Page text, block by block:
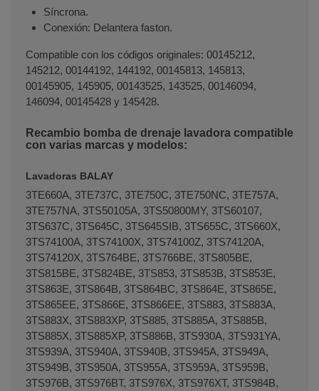
Síncrona.
Conexión: Delantera faston.
Compatible con los códigos originales: 00145212,
145212, 00144192, 144192, 00145813, 145813,
00145905, 145905, 00143525, 143525, 00146094,
146094, 00145428 y 145428.
Recambio bomba de drenaje lavadora compatible
con varias marcas y modelos:
Lavadoras BALAY
3TE660A, 3TE737C, 3TE750C, 3TE750NC, 3TE757A,
3TE757NA, 3TS50105A, 3TS50800MY, 3TS60107,
3TS637C, 3TS645C, 3TS645SIB, 3TS655C, 3TS660X,
3TS74100A, 3TS74100X, 3TS74100Z, 3TS74120A,
3TS74120X, 3TS764BE, 3TS766BE, 3TS805BE,
3TS815BE, 3TS824BE, 3TS853, 3TS853B, 3TS853E,
3TS863E, 3TS864B, 3TS864BC, 3TS864E, 3TS865E,
3TS865EE, 3TS866E, 3TS866EE, 3TS883, 3TS883A,
3TS883X, 3TS883XP, 3TS885, 3TS885A, 3TS885B,
3TS885X, 3TS885XP, 3TS886B, 3TS930A, 3TS931YA,
3TS939A, 3TS940A, 3TS940B, 3TS945A, 3TS949A,
3TS949B, 3TS950A, 3TS955A, 3TS959A, 3TS959B,
3TS976B, 3TS976BT, 3TS976X, 3TS976XT, 3TS984B,